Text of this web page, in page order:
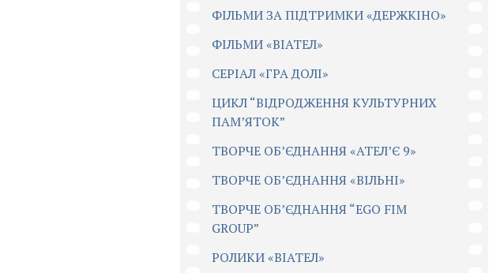
ФІЛЬМИ ЗА ПІДТРИМКИ «ДЕРЖКІНО»
ФІЛЬМИ «ВІАТЕЛ»
СЕРІАЛ «ГРА ДОЛІ»
ЦИКЛ “ВІДРОДЖЕННЯ КУЛЬТУРНИХ
ПАМ’ЯТОК”
ТВОРЧЕ ОБ’ЄДНАННЯ «АТЕЛ’Є 9»
ТВОРЧЕ ОБ’ЄДНАННЯ «ВІЛЬНІ»
ТВОРЧЕ ОБ’ЄДНАННЯ “EGO FIM
GROUP”
РОЛИКИ «ВІАТЕЛ»